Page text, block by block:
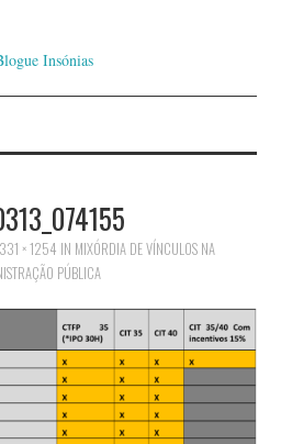
× 1254 IN MIXÓRDIA DE VÍNCULOS NA
PÚBLICA